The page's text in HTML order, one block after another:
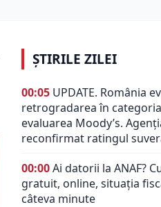
ȘTIRILE ZILEI
00:05 UPDATE. România
retrogradarea în
evaluarea Moody’s.
reconfirmat ratingul
00:00Ai datorii la ANAF?
gratuit, online, situația
câteva minute